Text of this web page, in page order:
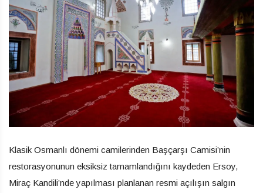
Klasik Osmanlı dönemi camilerinden Başçarşı Camisi’nin
restorasyonunun eksiksiz tamamlandığını kaydeden Ersoy,
Miraç Kandili’nde yapılması planlanan resmi açılışın salgın